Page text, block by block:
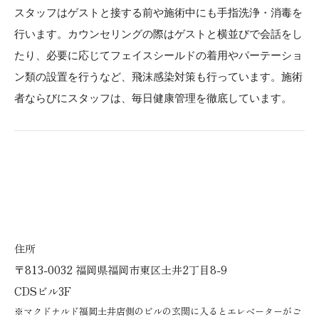
スタッフはゲストと接する前や施術中にも手指洗浄・消毒を
行います。カウンセリングの際はゲストと横並びで会話をし
たり、必要に応じてフェイスシールドの着用やパーテーショ
ン類の設置を行うなど、飛沫感染対策も行っています。施術
者ならびにスタッフは、毎日健康管理を徹底しています。
住所
〒813-0032 福岡県福岡市東区土井2丁目8-9
CDSビル3F
※マクドナルド福岡土井店側のビルの玄関に入るとエレベーターがご